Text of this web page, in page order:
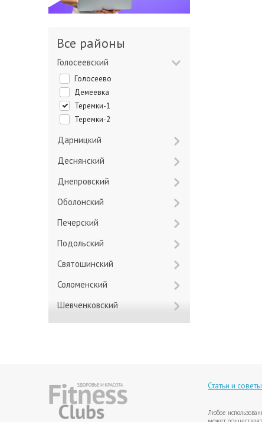
Все районы
Голосеевский
Голосеево
Демеевка
Теремки-1
Теремки-2
Дарницкий
Деснянский
Днепровский
Оболонский
Печерский
Подольский
Святошинский
Соломенский
Шевченковский
Статьи и советы
Любое